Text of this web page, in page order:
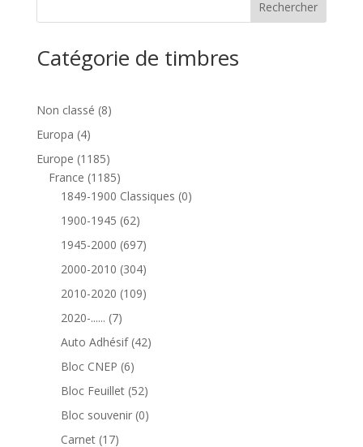
Catégorie de timbres
Non classé 88
Europa 44
produits
Europe 11851185
produits
France 11851185
produits
1849-1900 Classiques 00
1900-1945 6262
produits
1945-2000 697697
produits
2000-2010 304304
produits
2010-2020 109109
2020-...... 77
produits
Auto Adhésif 4242
Bloc CNEP 66
produits
Bloc Feuillet 5252
produits
Bloc souvenir 00
Carnet 1717